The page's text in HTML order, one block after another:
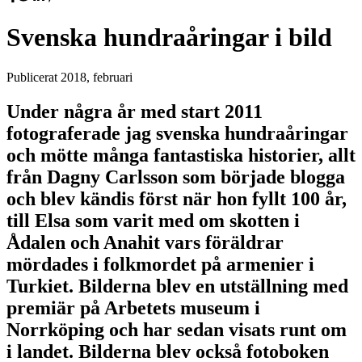
Svenska hundraåringar i bild
Publicerat 2018, februari
Under några år med start 2011
fotograferade jag svenska hundraåringar
och mötte många fantastiska historier, allt
från Dagny Carlsson som började blogga
och blev kändis först när hon fyllt 100 år,
till Elsa som varit med om skotten i
Ådalen och Anahit vars föräldrar
mördades i folkmordet på armenier i
Turkiet. Bilderna blev en utställning med
premiär på Arbetets museum i
Norrköping och har sedan visats runt om
i landet. Bilderna blev också fotoboken